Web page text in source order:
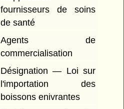
fournisseurs de soins
de santé
Agents de
commercialisation
Désignation — Loi sur
l'importation des
boissons enivrantes